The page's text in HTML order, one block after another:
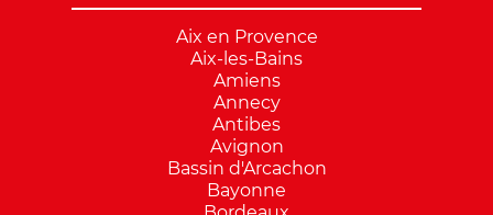
Aix en Provence
Aix-les-Bains
Amiens
Annecy
Antibes
Avignon
Bassin d'Arcachon
Bayonne